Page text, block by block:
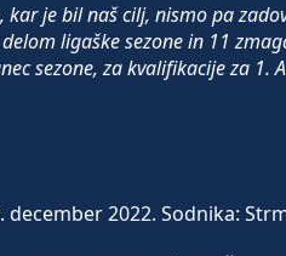
kar je bil naš cilj, nismo pa
ligaške sezone in 11
sezone, za kvalifikacije za 1.
2022. Sodnika: